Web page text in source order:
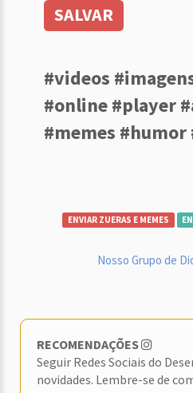
SALVAR
#videos
#online #player
#memes #humor
ENVIAR ZUERAS E MEMES
Nosso Grupo de
RECOMENDAÇÕES
Seguir Redes Sociais do
novidades. Lembre-se de